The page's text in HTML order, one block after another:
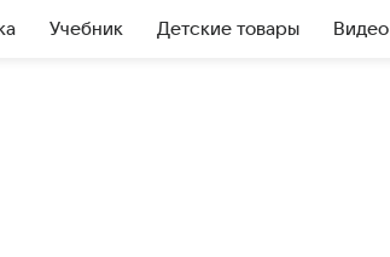
Учебник Детские товары Видео